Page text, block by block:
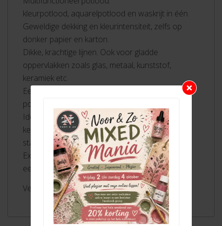
kleurpotlood, aquarelpotlood en waskrijt in één.
Geweldige dekking en kleurintensiteit, zelfs op
donker papier en karton.
Dikke, krachtige lijnen. Ook voor gladde
oppervlakken zoals glas, metaal, kunststof,
keramiek etc.
Eenvoudig met water te verwijderen van niet-
poreuze gladde oppervlakken zoals glas.
Ideaal voor het inkleuren van grote vlakken. XXL
kern (10 mm) bevat acht keer zoveel kleur als
standaard kleurpotloden.
Extra dikke, robuuste en onbreekbare kern met
een diameter van 10 mm
Verkrijgbaar in 24 kleuren